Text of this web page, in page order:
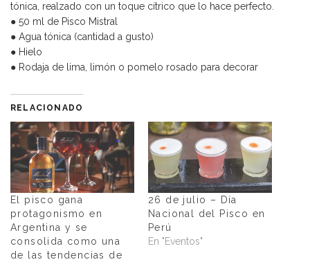
tónica, realzado con un toque cítrico que lo hace perfecto.
● 50 ml de Pisco Mistral
● Agua tónica (cantidad a gusto)
● Hielo
● Rodaja de lima, limón o pomelo rosado para decorar
RELACIONADO
El pisco gana
protagonismo en
Argentina y se
consolida como una
de las tendencias de
26 de julio – Día
Nacional del Pisco en
Perú
En "Eventos"